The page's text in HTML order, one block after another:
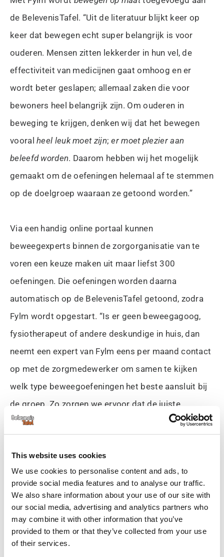
This website uses cookies
We use cookies to personalise content and ads, to
provide social media features and to analyse our traffic.
We also share information about your use of our site with
our social media, advertising and analytics partners who
may combine it with other information that you’ve
provided to them or that they’ve collected from your use
of their services.
de BelevenisTafel. “Uit de literatuur blijkt keer op
keer dat bewegen echt super belangrijk is voor
ouderen. Mensen zitten lekkerder in hun vel, de
effectiviteit van medicijnen gaat omhoog en er
wordt beter geslapen; allemaal zaken die voor
bewoners heel belangrijk zijn. Om ouderen in
beweging te krijgen, denken wij dat het bewegen
vooralheel leuk moet zijn;er moet plezier aan
beleefd worden. Daarom hebben wij het mogelijk
gemaakt om de oefeningen helemaal af te stemmen
op de doelgroep waaraan ze getoond worden.”
Via een handig online portaal kunnen
beweegexperts binnen de zorgorganisatie van te
voren een keuze maken uit maar liefst 300
oefeningen. Die oefeningen worden daarna
automatisch op de BelevenisTafel getoond, zodra
Fylm wordt opgestart. “Is er geen beweegagoog,
fysiotherapeut of andere deskundige in huis, dan
neemt een expert van Fylm eens per maand contact
op met de zorgmedewerker om samen te kijken
welk type beweegoefeningen het beste aansluit bij
de groep. Zo zorgen we ervoor dat de juiste
oefeningen klaar staan.”
Met oefeningen op maat is plezier in beweging
verzekerd. “De ouderenzorg is heel divers; er zijn
groepen met bewoners die cognitief wat minder
snel zijn, of lijden aan een vorm van dementie. Voor
hen hebben we laagdrempelige oefeningen die wat
langzamer gaan. Maar voor somatische patiënten